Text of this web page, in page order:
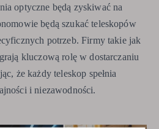
optyczne będą zyskiwać na
będą szukać teleskopów
potrzeb. Firmy takie jak
kluczową rolę w dostarczaniu
że każdy teleskop spełnia
i niezawodności.